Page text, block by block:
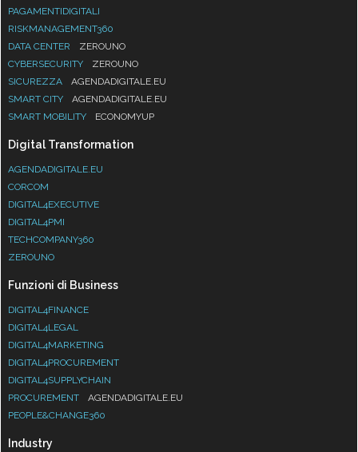
PAGAMENTIDIGITALI
RISKMANAGEMENT360
DATA CENTER
ZEROUNO
CYBERSECURITY
ZEROUNO
SICUREZZA
AGENDADIGITALE.EU
SMART CITY
AGENDADIGITALE.EU
SMART MOBILITY
ECONOMYUP
Digital Transformation
AGENDADIGITALE.EU
CORCOM
DIGITAL4EXECUTIVE
DIGITAL4PMI
TECHCOMPANY360
ZEROUNO
Funzioni di Business
DIGITAL4FINANCE
DIGITAL4LEGAL
DIGITAL4MARKETING
DIGITAL4PROCUREMENT
DIGITAL4SUPPLYCHAIN
PROCUREMENT
AGENDADIGITALE.EU
PEOPLE&CHANGE360
Industry